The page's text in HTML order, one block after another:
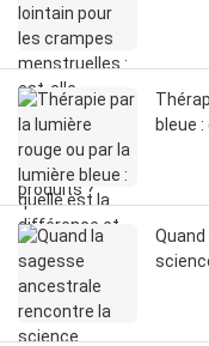
bleue